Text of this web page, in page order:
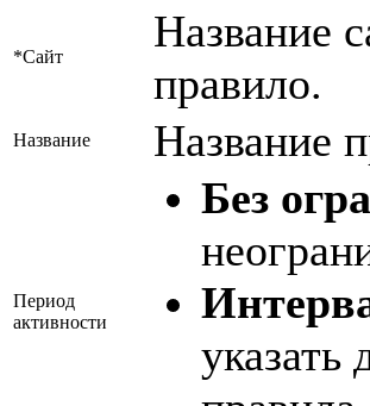
*Сайт
Название
правило.
Название Название
Период
активности
Без
указать